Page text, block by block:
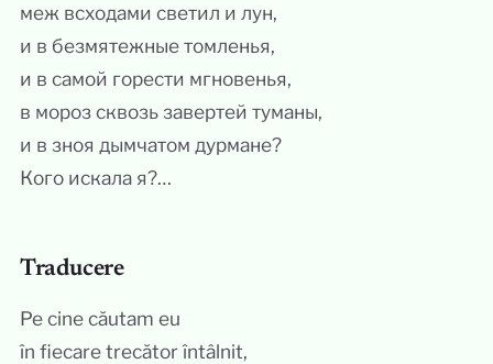
меж всходами светил и лун,
и в безмятежные томленья,
и в самой горести мгновенья,
в мороз сквозь завертей туманы,
и в зноя дымчатом дурмане?
Кого искала я?…
Traducere
Pe cine căutam eu
în fiecare trecător întâlnit,